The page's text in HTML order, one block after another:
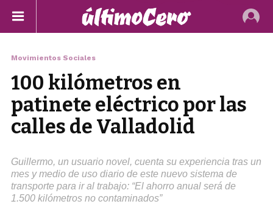
Movimientos Sociales
100 kilómetros en
patinete eléctrico por las
calles de Valladolid
Guillermo, un usuario novel, cuenta su experiencia tras un
mes y medio de uso diario de este nuevo sistema de
transporte para ir al trabajo: “El ahorro anual será de
1.500 kilómetros no contaminados”